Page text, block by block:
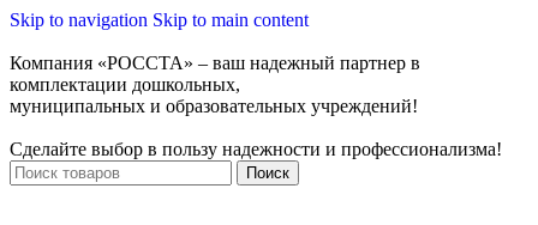
Skip to navigation Skip to main content
Компания «РОССТА» – ваш надежный партнер в
комплектации дошкольных,
муниципальных и образовательных учреждений!
Сделайте выбор в пользу надежности и профессионализма!
Поиск